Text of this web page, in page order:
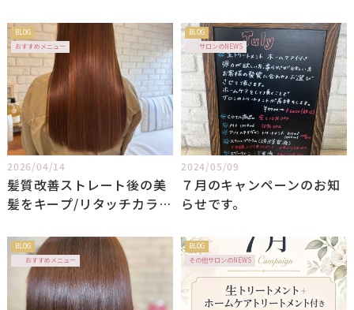
BLOG
おすすめメニュー
2026/04/14
髪質改善ストレート後の美
髪をキープ/リタッチカラー
BLOG
サロンのNEWS
2024/05/09
７月のキャンペーンのお知
らせです。
BLOG
おすすめメニュー
BLOG
その他サロンのNEWS